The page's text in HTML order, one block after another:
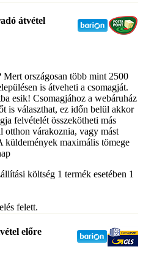
átvétel
Mert országosan több mint 2500
is átveheti a csomagját.
esik! Csomagjához a webáruház
is választhat, ez időn belül akkor
felvételét összekötheti más
otthon várakoznia, vagy mást
küldemények maximális tömege
költség 1 termék esetében 1
felett.
előre